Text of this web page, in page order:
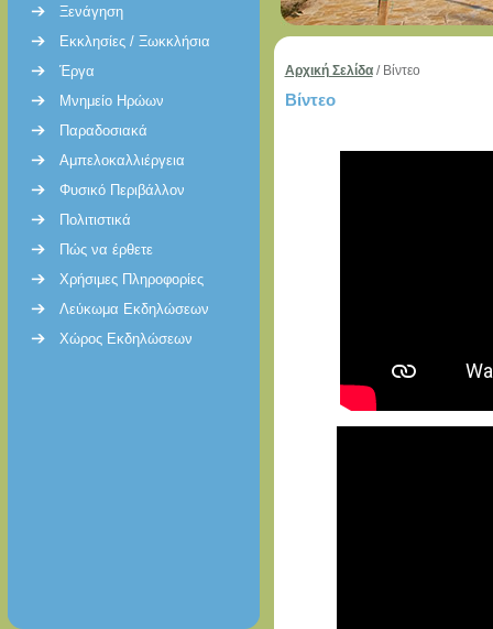
Ξενάγηση
Εκκλησίες / Ξωκκλήσια
Έργα
Μνημείο Ηρώων
Παραδοσιακά
Αμπελοκαλλιέργεια
Φυσικό Περιβάλλον
Πολιτιστικά
Πώς να έρθετε
Χρήσιμες Πληροφορίες
Λεύκωμα Εκδηλώσεων
Χώρος Εκδηλώσεων
Αρχική Σελίδα/ Βίντεο
Βίντεο